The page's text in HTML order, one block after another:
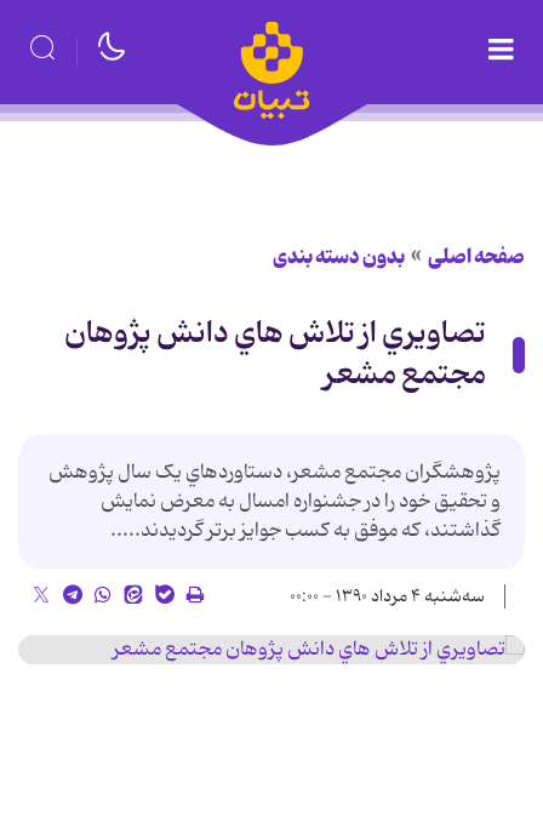
صفحه اصلی بدون دسته بندی
تصاويري از تلاش هاي دانش پژوهان
مجتمع مشعر
پژوهشگران مجتمع مشعر، دستاوردهاي يک سال پژوهش
و تحقيق خود را در جشنواره امسال به معرض نمايش
گذاشتند، که موفق به کسب جوايز برتر گرديدند.....
سه‌شنبه ۴ مرداد ۱۳۹۰ - ۰۰:۰۰